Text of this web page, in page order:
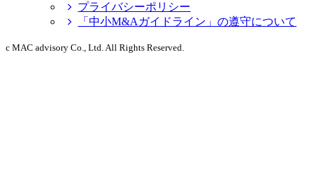
プライバシーポリシー
「中小M&Aガイドライン」の遵守について
c MAC advisory Co., Ltd. All Rights Reserved.